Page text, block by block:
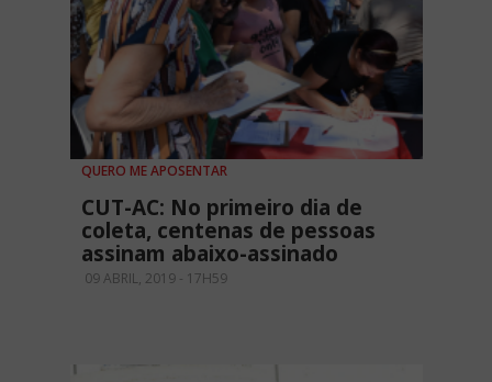
QUERO ME APOSENTAR
CUT-AC: No primeiro dia de
coleta, centenas de pessoas
assinam abaixo-assinado
09 ABRIL, 2019 - 17H59